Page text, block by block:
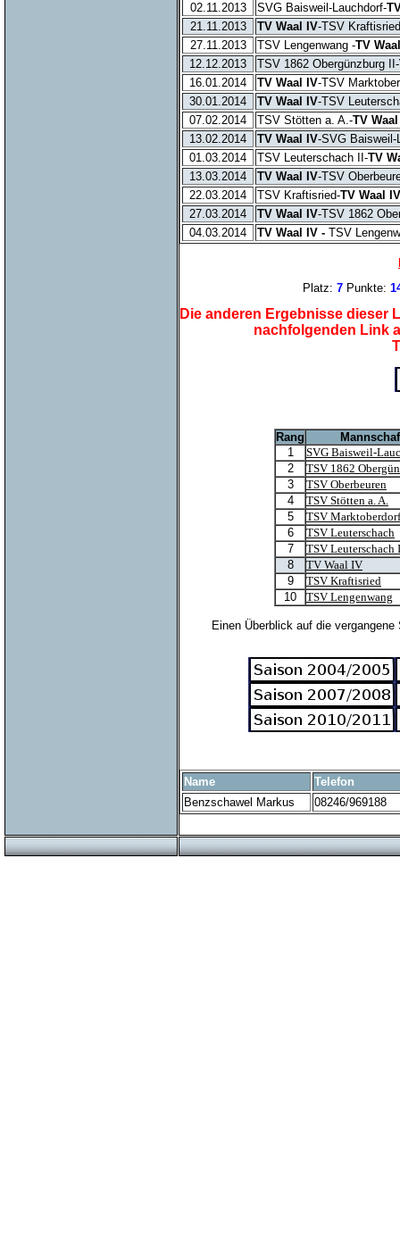
02.11.2013
SVG Baisweil-Lauchdorf-
21.11.2013
TV Waal IV-TSV
27.11.2013
TSV Lengenwang -TV
12.12.2013
TSV 1862 Obergünzburg II-
16.01.2014
TV Waal IV-TSV
30.01.2014
TV Waal IV-TSV
07.02.2014
TSV Stötten a. A.-TV
13.02.2014
TV Waal IV-SVG
01.03.2014
TSV Leuterschach II-TV
13.03.2014
TV Waal IV-TSV
22.03.2014
TSV Kraftisried-TV Waal
27.03.2014
TV Waal IV-TSV 1862
04.03.2014
TV Waal IV - TSV
Platz: 7 Punkte:
Die anderen Ergebnisse dieser
nachfolgenden Link
Rang
1
SVG Baisweil-
2
TSV 1862
3
TSV Oberbeuren
4
TSV Stötten a. A.
5
TSV
6
TSV Leuterschach
7
TSV Leuterschach
8
TV Waal IV
9
TSV Kraftisried
10
TSV Lengenwang
Einen Überblick auf die
Name
Telefon
Benzschawel Markus
08246/969188